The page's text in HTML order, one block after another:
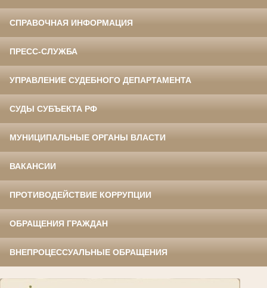
СПРАВОЧНАЯ ИНФОРМАЦИЯ
ПРЕСС-СЛУЖБА
УПРАВЛЕНИЕ СУДЕБНОГО ДЕПАРТАМЕНТА
СУДЫ СУБЪЕКТА РФ
МУНИЦИПАЛЬНЫЕ ОРГАНЫ ВЛАСТИ
ВАКАНСИИ
ПРОТИВОДЕЙСТВИЕ КОРРУПЦИИ
ОБРАЩЕНИЯ ГРАЖДАН
ВНЕПРОЦЕССУАЛЬНЫЕ ОБРАЩЕНИЯ